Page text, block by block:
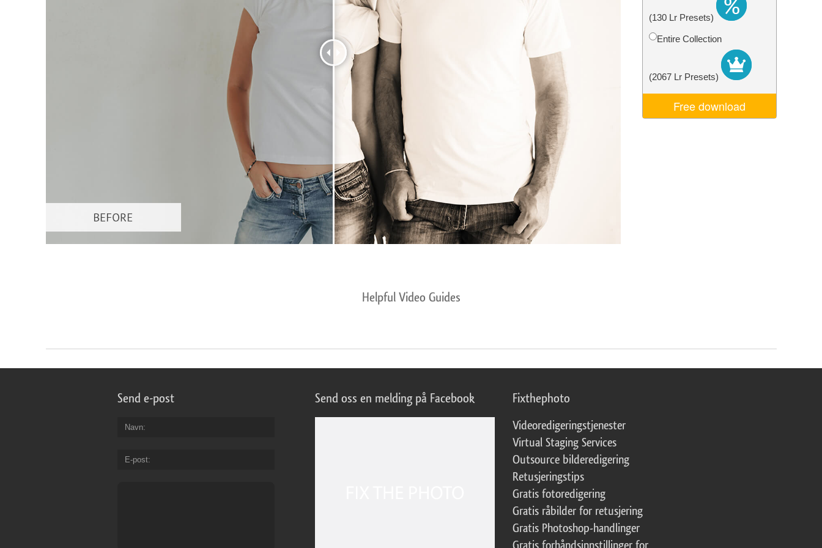
Produktfotoredigering Redigering av smykkefoto Video Editing Services(130 Lr Presets)
Entire Collection
(2067 Lr Presets)
Free download
Helpful Video Guides
Send e-post
Navn
E-post
Send oss en melding på Facebook Fixthephoto
Videoredigeringstjenester
Virtual Staging Services
Outsource bilderedigering
Retusjeringstips
Gratis fotoredigering
Gratis råbilder for retusjering
Gratis Photoshop-handlinger
Gratis forhåndsinnstillinger for